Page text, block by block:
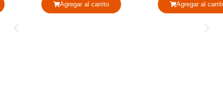
Agregar al carrito Agregar